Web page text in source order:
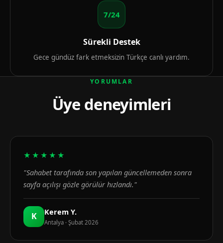
7/24
Sürekli Destek
Gece gündüz fark etmeksizin Türkçe canlı yardım.
YORUMLAR
Üye deneyimleri
★★★★★
"Sahabet tarafında son yapılan güncellemeden sonra
sayfa açılışı gözle görülür hızlandı."
K Kerem Y.
Antalya · Şubat 2026